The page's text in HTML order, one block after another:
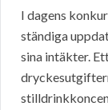
I dagens
ständiga
sina intäkter.